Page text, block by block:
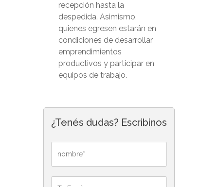
recepción hasta la
despedida. Asimismo,
quienes egresen estarán en
condiciones de desarrollar
emprendimientos
productivos y participar en
equipos de trabajo.
¿Tenés dudas? Escribinos